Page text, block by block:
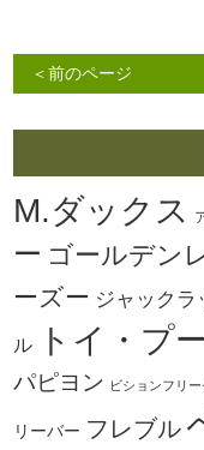
＜前のページ
M.ダックス
ー ゴールデン
ーズー ジャックラ
ル トイ・プ
パピヨン ビションフリー
リーバー フレブル